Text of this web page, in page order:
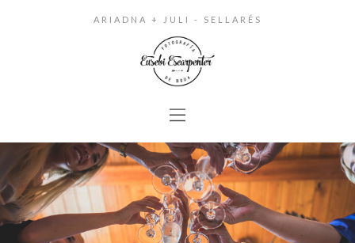
ARIADNA + JULI - SELLARÉS